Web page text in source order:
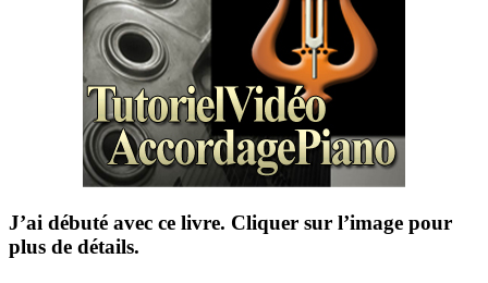
J’ai débuté avec ce livre. Cliquer sur l’image pour
plus de détails.